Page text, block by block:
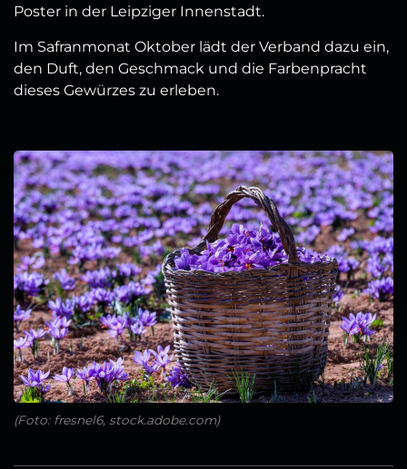
Poster in der Leipziger Innenstadt.
Im Safranmonat Oktober lädt der Verband dazu ein,
den Duft, den Geschmack und die Farbenpracht
dieses Gewürzes zu erleben.
(Foto: fresnel6, stock.adobe.com)